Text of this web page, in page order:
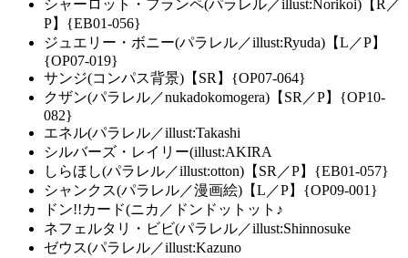
シャーロット・フランペ(パラレル／illust:Norikoi)【R／
P】{EB01-056}
ジュエリー・ボニー(パラレル／illust:Ryuda)【L／P】
{OP07-019}
サンジ(コンパス背景)【SR】{OP07-064}
クザン(パラレル／nukadokomogera)【SR／P】{OP10-
082}
エネル(パラレル／illust:Takashi
シルバーズ・レイリー(illust:AKIRA
しらほし(パラレル／illust:otton)【SR／P】{EB01-057}
シャンクス(パラレル／漫画絵)【L／P】{OP09-001}
ドン!!カード(ニカ／ドンドットット♪
ネフェルタリ・ビビ(パラレル／illust:Shinnosuke
ゼウス(パラレル／illust:Kazuno